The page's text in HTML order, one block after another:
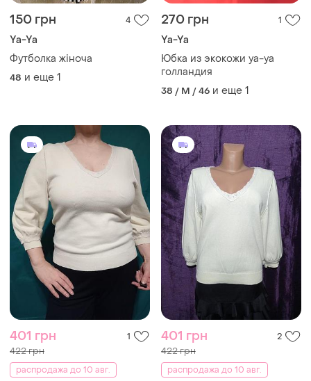
150 грн 4
Ya-Ya
Футболка жіноча
48 и еще 1
270 грн 1
Ya-Ya
Юбка из экокожи ya-ya
голландия
38 / M / 46 и еще 1
401 грн 1
422 грн
распродажа до 10 авг.
401 грн 2
422 грн
распродажа до 10 авг.